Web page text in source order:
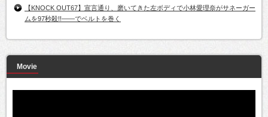
【KNOCK OUT67】宣言通り、磨いてきた左ボディで小林愛理奈がサネーガー
ムを97秒殺!!――でベルトを巻く
Movie